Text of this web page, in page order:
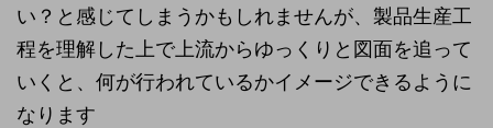
い？と感じてしまうかもしれませんが、製品生産工
程を理解した上で上流からゆっくりと図面を追って
いくと、何が行われているかイメージできるように
なります